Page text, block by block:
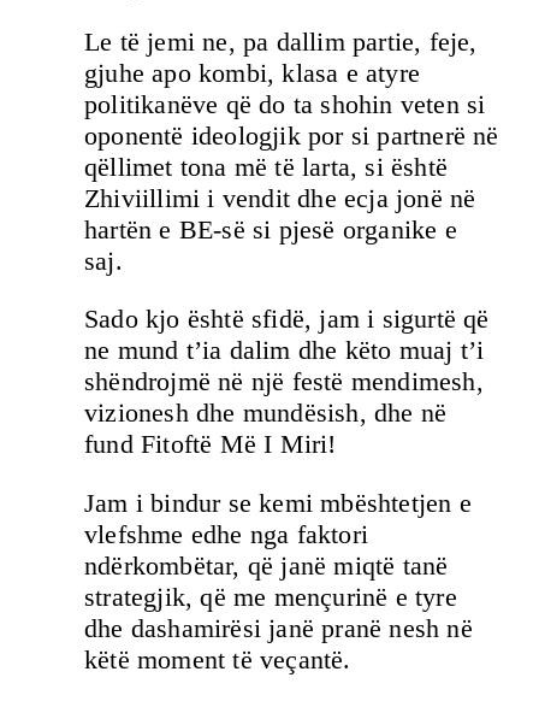
Le të jemi ne, pa dallim partie, feje,
gjuhe apo kombi, klasa e atyre
politikanëve që do ta shohin veten si
oponentë ideologjik por si partnerë në
qëllimet tona më të larta, si është
Zhiviillimi i vendit dhe ecja jonë në
hartën e BE-së si pjesë organike e
saj.
Sado kjo është sfidë, jam i sigurtë që
ne mund t’ia dalim dhe këto muaj t’i
shëndrojmë në një festë mendimesh,
vizionesh dhe mundësish, dhe në
fund Fitoftë Më I Miri!
Jam i bindur se kemi mbështetjen e
vlefshme edhe nga faktori
ndërkombëtar, që janë miqtë tanë
strategjik, që me mençurinë e tyre
dhe dashamirësi janë pranë nesh në
këtë moment të veçantë.